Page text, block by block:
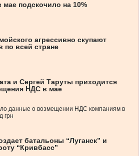
подскочило на 10%
агрессивно скупают
по всей стране
и Сергей Таруты приходится
НДС в мае
данные о возмещении НДС компаниям в
грн
батальоны “Луганск” и
“Кривбасс”